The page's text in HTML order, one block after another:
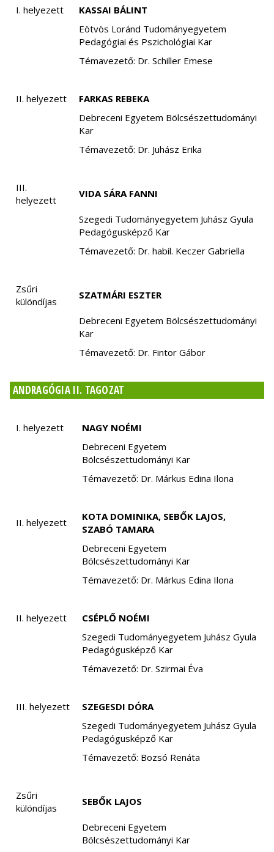
I. helyezett
KASSAI BÁLINT
Eötvös Loránd Tudományegyetem
Pedagógiai és Pszichológiai Kar
Témavezető: Dr. Schiller Emese
II. helyezett
FARKAS REBEKA
Debreceni Egyetem Bölcsészettudományi
Kar
Témavezető: Dr. Juhász Erika
III.
helyezett
VIDA SÁRA FANNI
Szegedi Tudományegyetem Juhász Gyula
Pedagógusképző Kar
Témavezető: Dr. habil. Keczer Gabriella
Zsűri
különdíjas
SZATMÁRI ESZTER
Debreceni Egyetem Bölcsészettudományi
Kar
Témavezető: Dr. Fintor Gábor
ANDRAGÓGIA II. TAGOZAT
I. helyezett
NAGY NOÉMI
Debreceni Egyetem
Bölcsészettudományi Kar
Témavezető: Dr. Márkus Edina Ilona
II. helyezett
KOTA DOMINIKA, SEBŐK LAJOS,
SZABÓ TAMARA
Debreceni Egyetem
Bölcsészettudományi Kar
Témavezető: Dr. Márkus Edina Ilona
II. helyezett
CSÉPLŐ NOÉMI
Szegedi Tudományegyetem Juhász Gyula
Pedagógusképző Kar
Témavezető: Dr. Szirmai Éva
III. helyezett
SZEGESDI DÓRA
Szegedi Tudományegyetem Juhász Gyula
Pedagógusképző Kar
Témavezető: Bozsó Renáta
Zsűri
különdíjas
SEBŐK LAJOS
Debreceni Egyetem
Bölcsészettudományi Kar